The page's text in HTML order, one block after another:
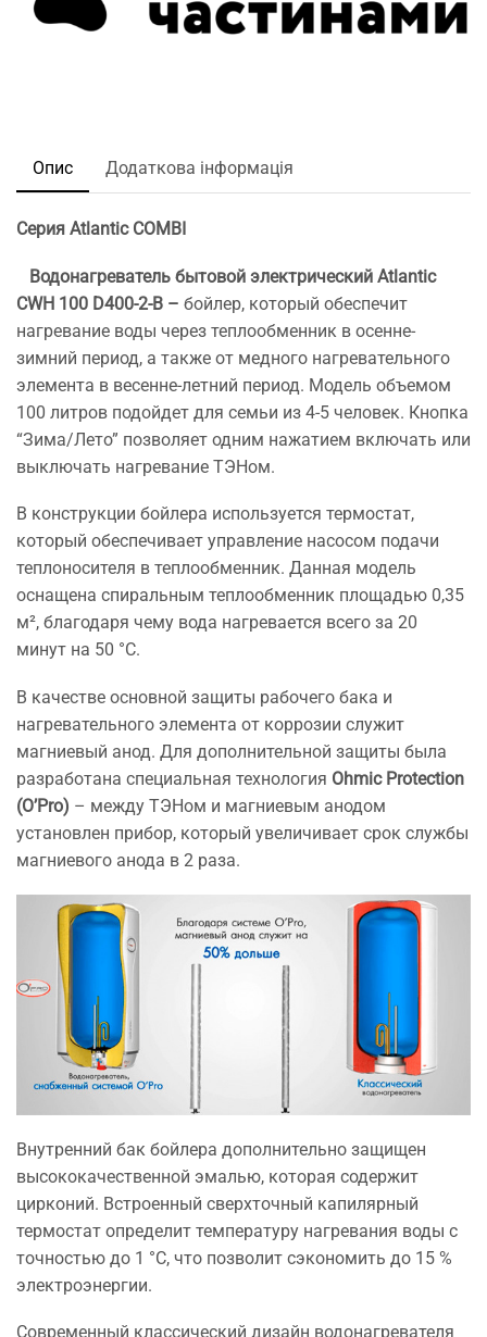
Опис Додаткова інформація
Серия Atlantic COMBI
Водонагреватель бытовой электрический Atlantic
CWH 100 D400-2-B – бойлер, который обеспечит
нагревание воды через теплообменник в осенне-
зимний период, а также от медного нагревательного
элемента в весенне-летний период. Модель объемом
100 литров подойдет для семьи из 4-5 человек. Кнопка
“Зима/Лето” позволяет одним нажатием включать или
выключать нагревание ТЭНом.
В конструкции бойлера используется термостат,
который обеспечивает управление насосом подачи
теплоносителя в теплообменник. Данная модель
оснащена спиральным теплообменник площадью 0,35
м², благодаря чему вода нагревается всего за 20
минут на 50 °C.
В качестве основной защиты рабочего бака и
нагревательного элемента от коррозии служит
магниевый анод. Для дополнительной защиты была
разработана специальная технология Ohmic Protection
(O’Pro) – между ТЭНом и магниевым анодом
установлен прибор, который увеличивает срок службы
магниевого анода в 2 раза.
Внутренний бак бойлера дополнительно защищен
высококачественной эмалью, которая содержит
цирконий. Встроенный сверхточный капилярный
термостат определит температуру нагревания воды с
точностью до 1 °C, что позволит сэкономить до 15 %
электроэнергии.
Современный классический дизайн водонагревателя